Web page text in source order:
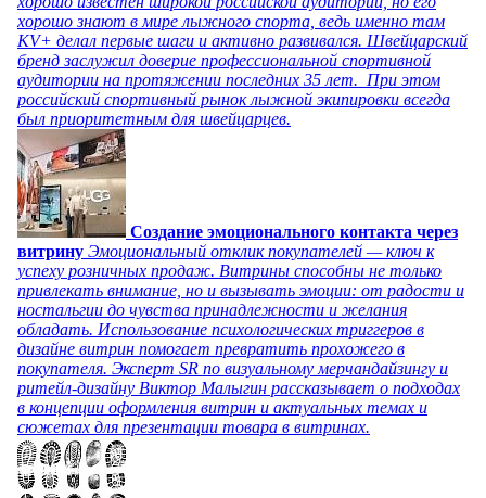
хорошо знают в мире лыжного спорта, ведь именно там
KV+ делал первые шаги и активно развивался. Швейцарский
бренд заслужил доверие профессиональной спортивной
аудитории на протяжении последних 35 лет. При этом
российский спортивный рынок лыжной экипировки всегда
был приоритетным для швейцарцев.
Создание эмоционального контакта через
витрину Эмоциональный отклик покупателей — ключ к
успеху розничных продаж. Витрины способны не только
привлекать внимание, но и вызывать эмоции: от радости и
ностальгии до чувства принадлежности и желания
обладать. Использование психологических триггеров в
дизайне витрин помогает превратить прохожего в
покупателя. Эксперт SR по визуальному мерчандайзингу и
ритейл-дизайну Виктор Малыгин рассказывает о подходах
в концепции оформления витрин и актуальных темах и
сюжетах для презентации товара в витринах.